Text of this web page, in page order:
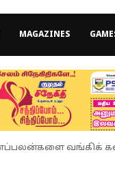
MAGAZINES
வங்கிக்